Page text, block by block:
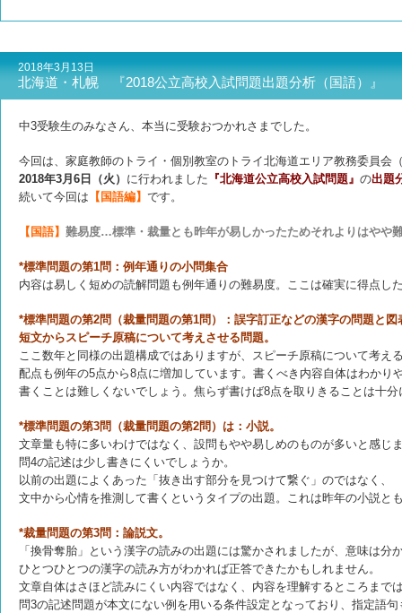
2018年3月13日
北海道・札幌 『2018公立高校入試問題出題分析（国語）』
中3受験生のみなさん、本当に受験おつかれさまでした。
今回は、家庭教師のトライ・個別教室のトライ北海道エリア教務委員会
2018年3月6日（火） に行われました 『北海道公立高校入試問題』 の出題
続いて今回は 【国語編】 です。
【国語】 難易度…標準・裁量とも昨年が易しかったためそれよりはやや
*標準問題の第1問：例年通りの小問集合
内容は易しく短めの読解問題も例年通りの難易度。ここは確実に得点し
*標準問題の第2問（裁量問題の第1問）：誤字訂正などの漢字の問題と図
短文からスピーチ原稿について考えさせる問題。
ここ数年と同様の出題構成ではありますが、スピーチ原稿について考え
配点も例年の5点から8点に増加しています。書くべき内容自体はわかり
書くことは難しくないでしょう。焦らず書けば8点を取りきることは十分
*標準問題の第3問（裁量問題の第2問）は：小説。
文章量も特に多いわけではなく、設問もやや易しめのものが多いと感じ
問4の記述は少し書きにくいでしょうか。
以前の出題によくあった「抜き出す部分を見つけて繋ぐ」のではなく、
文中から心情を推測して書くというタイプの出題。これは昨年の小説と
*裁量問題の第3問：論説文。
「換骨奪胎」という漢字の読みの出題には驚かされましたが、意味は分
ひとつひとつの漢字の読み方がわかれば正答できたかもしれません。
文章自体はさほど読みにくい内容ではなく、内容を理解するところまで
問3の記述問題が本文にない例を用いる条件設定となっており、指定語